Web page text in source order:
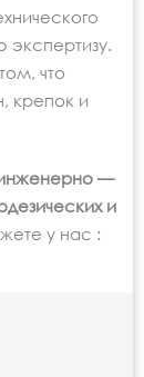
экспертизу.
что
крепок и
—
и
у нас :